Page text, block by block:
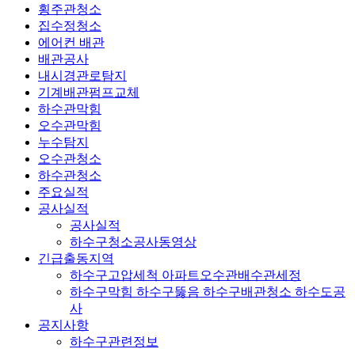
횡주관청소
집수정청소
에어컨 배관
배관공사
내시경관로탐지
기계배관펌프교체
하수관막힘
오수관막힘
누수탐지
오수관청소
하수관청소
주요실적
공사실적
공사실적
하수구청소공사동영상
긴급출동지역
하수구고압세척 아파트오수관배수관세정
하수구막힘 하수구뚫음 하수구배관청소 하수도공
사
공지사항
하수구관련정보